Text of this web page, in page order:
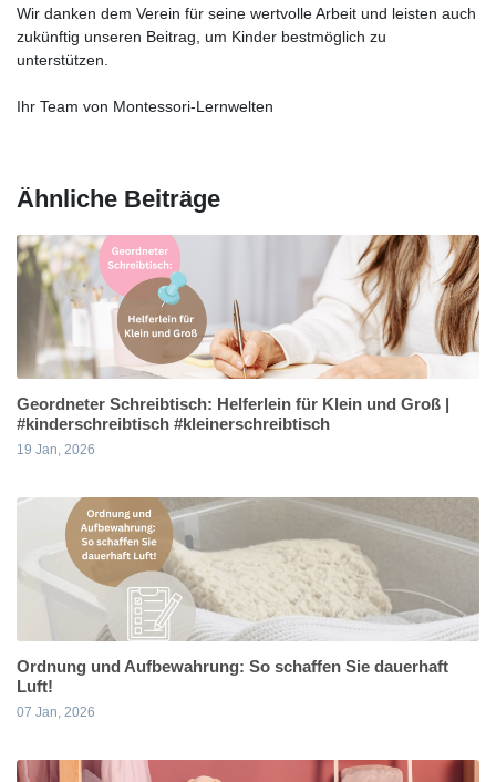
Wir danken dem Verein für seine wertvolle Arbeit und leisten auch
zukünftig unseren Beitrag, um Kinder bestmöglich zu
unterstützen.
Ihr Team von Montessori-Lernwelten
Ähnliche Beiträge
Geordneter Schreibtisch: Helferlein für Klein und Groß |
#kinderschreibtisch #kleinerschreibtisch
19 Jan, 2026
Ordnung und Aufbewahrung: So schaffen Sie dauerhaft
Luft!
07 Jan, 2026